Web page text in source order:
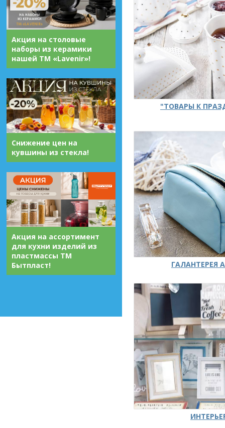
Акция на столовые
наборы из керамики
нашей ТМ «Lavenir»!
Снижение цен на
кувшины из стекла!
Акция на ассортимент
для кухни изделий из
пластмассы ТМ
Бытпласт!
"ТОВАРЫ К
ГАЛАНТЕРЕЯ